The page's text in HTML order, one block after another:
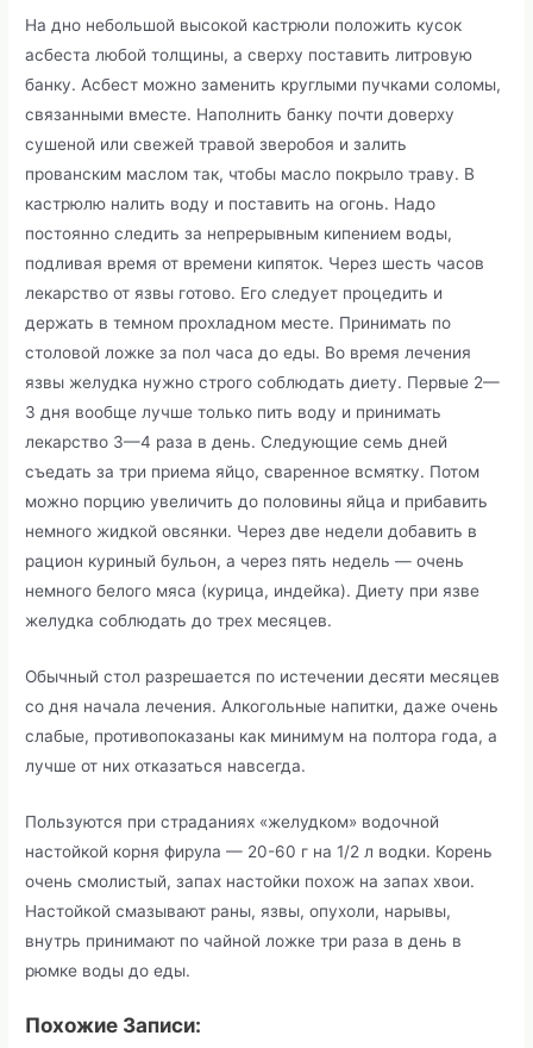
На дно небольшой высокой кастрюли положить кусок
асбеста любой толщины, а сверху поставить литровую
банку. Асбест можно заменить круглыми пучками соломы,
связанными вместе. Наполнить банку почти доверху
сушеной или свежей травой зверобоя и залить
прованским маслом так, чтобы масло покрыло траву. В
кастрюлю налить воду и поставить на огонь. Надо
постоянно следить за непрерывным кипением воды,
подливая время от времени кипяток. Через шесть часов
лекарство от язвы готово. Его следует процедить и
держать в темном прохладном месте. Принимать по
столовой ложке за пол часа до еды. Во время лечения
язвы желудка нужно строго соблюдать диету. Первые 2—
3 дня вообще лучше только пить воду и принимать
лекарство 3—4 раза в день. Следующие семь дней
съедать за три приема яйцо, сваренное всмятку. Потом
можно порцию увеличить до половины яйца и прибавить
немного жидкой овсянки. Через две недели добавить в
рацион куриный бульон, а через пять недель — очень
немного белого мяса (курица, индейка). Диету при язве
желудка соблюдать до трех месяцев.
Обычный стол разрешается по истечении десяти месяцев
со дня начала лечения. Алкогольные напитки, даже очень
слабые, противопоказаны как минимум на полтора года, а
лучше от них отказаться навсегда.
Пользуются при страданиях «желудком» водочной
настойкой корня фирула — 20-60 г на 1/2 л водки. Корень
очень смолистый, запах настойки похож на запах хвои.
Настойкой смазывают раны, язвы, опухоли, нарывы,
внутрь принимают по чайной ложке три раза в день в
рюмке воды до еды.
Похожие Записи: